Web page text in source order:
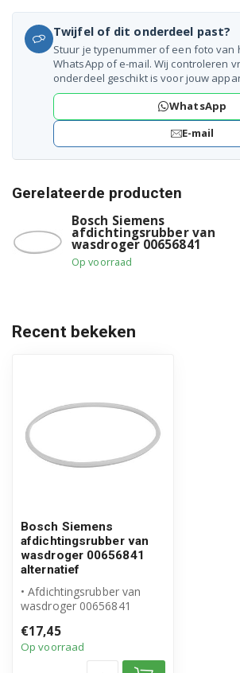
WT34V100/04
WT34V100/05
WT34V100/07
WT34V100/09
WT34V100/10
WT34V100/12
WT34V100/13
WT34V100DN/01
WT34V100DN/02
WT34V100DN/07
WT34V100DN/10
WT34V100DN/11
Twijfel of dit onderdeel past?
Stuur je typenummer of een foto van
WhatsApp of e-mail. Wij controleren
onderdeel geschikt is voor jouw
WhatsApp
E-mail
Gerelateerde producten
Bosch Siemens
afdichtingsrubber van
wasdroger 00656841
Op voorraad
Recent bekeken
Bosch Siemens
afdichtingsrubber van
wasdroger 00656841
alternatief
• Afdichtingsrubber van
wasdroger 00656841
Siemens
• Hoo...
€17,45
Op voorraad